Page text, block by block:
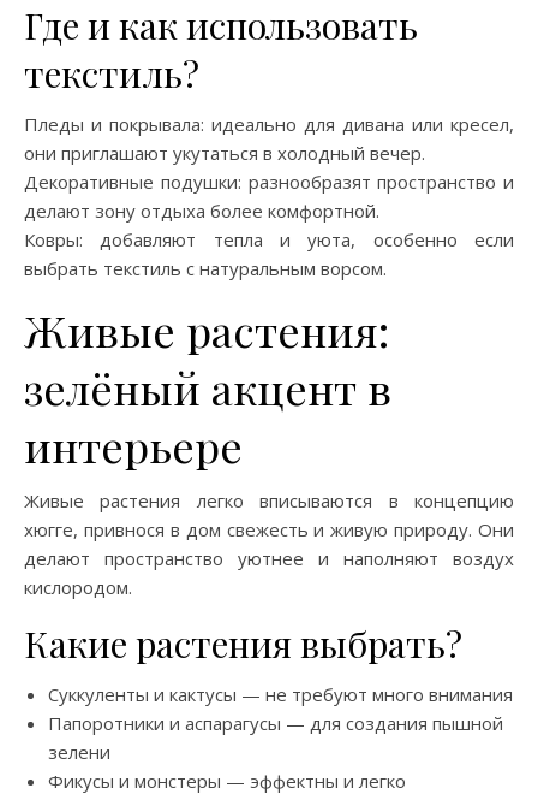
Где и как использовать
текстиль?
Пледы и покрывала: идеально для дивана или кресел,
они приглашают укутаться в холодный вечер.
Декоративные подушки: разнообразят пространство и
делают зону отдыха более комфортной.
Ковры: добавляют тепла и уюта, особенно если
выбрать текстиль с натуральным ворсом.
Живые растения:
зелёный акцент в
интерьере
Живые растения легко вписываются в концепцию
хюгге, привнося в дом свежесть и живую природу. Они
делают пространство уютнее и наполняют воздух
кислородом.
Какие растения выбрать?
Суккуленты и кактусы — не требуют много внимания
Папоротники и аспарагусы — для создания пышной
зелени
Фикусы и монстеры — эффектны и легко